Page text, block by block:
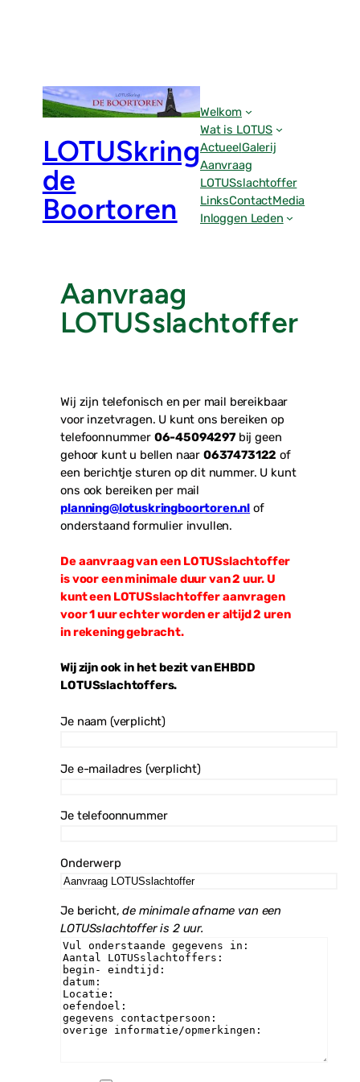
LOTUSkring
de
Boortoren
Welkom
Wat is LOTUS
ActueelGalerij
Aanvraag
LOTUSslachtoffer
LinksContactMedia
Inloggen Leden
Aanvraag
LOTUSslachtoffer
Wij zijn telefonisch en per mail bereikbaar
voor inzetvragen. U kunt ons bereiken op
telefoonnummer 06-45094297bij geen
gehoor kunt u bellen naar 0637473122 of
een berichtje sturen op dit nummer. U kunt
ons ook bereiken per mail
planning@lotuskringboortoren.nl of
onderstaand formulier invullen.
De aanvraag van een LOTUSslachtoffer
is voor een minimale duur van 2 uur. U
kunt een LOTUSslachtoffer aanvragen
voor 1 uur echter worden er altijd 2 uren
in rekening gebracht.
Wij zijn ook in het bezit van EHBDD
LOTUSslachtoffers.
Je naam (verplicht)
Je e-mailadres (verplicht)
Je telefoonnummer
Onderwerp
Je bericht,de minimale afname van een
LOTUSslachtoffer is 2 uur.